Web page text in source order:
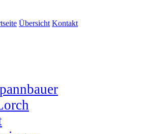
Übersicht Kontakt